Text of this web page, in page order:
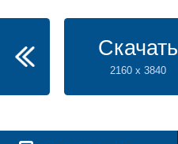
Скачать
2160 x 3840